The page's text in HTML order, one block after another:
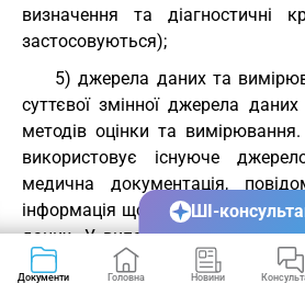
визначення та діагностичні
застосовуються);
5) джерела даних та
суттєвої змінної джерела
методів оцінки та
використовує існуюче
медична документація,
інформація щодо достовірності
даних. У випадку
аналізу потрібно надати опис
джерел, стратегії пошуку,
Документи Головна Новини
ШІ-